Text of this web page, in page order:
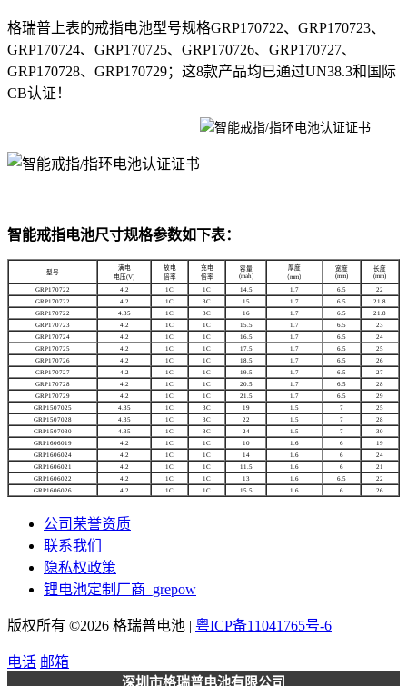
格瑞普上表的戒指电池型号规格GRP170722、GRP170723、
GRP170724、GRP170725、GRP170726、GRP170727、
GRP170728、GRP170729；这8款产品均已通过UN38.3和国际
CB认证！
智能戒指电池尺寸规格参数如下表：
型号
满电
电压(V)
放电
倍率
充电
倍率
容量
(mah)
厚度
（mm）
宽度
(mm)
长度
(mm)
GRP170722 4.2 1C 1C 14.5 1.7 6.5
22
GRP170722
4.2 1C 3C 15 1.7 6.5
21.8
GRP170722
4.35 1C 3C 16 1.7 6.5
21.8
GRP170723
4.2 1C 1C 15.5 1.7 6.5
23
GRP170724
4.2 1C 1C 16.5 1.7 6.5
24
GRP170725
4.2 1C 1C 17.5 1.7 6.5
25
GRP170726
4.2 1C 1C 18.5 1.7 6.5
26
GRP170727
4.2 1C 1C 19.5 1.7 6.5
27
GRP170728
4.2 1C 1C 20.5 1.7 6.5
28
GRP170729
4.2 1C 1C 21.5 1.7 6.5
29
GRP1507025
4.35 1C 3C 19 1.5 7
25
GRP1507028
4.35 1C 3C 22 1.5 7
28
GRP1507030
4.35 1C 3C 24 1.5 7
30
GRP1606019
4.2 1C 1C 10 1.6 6
19
GRP1606024
4.2 1C 1C 14 1.6 6
24
GRP1606021
4.2 1C 1C 11.5 1.6 6
21
GRP1606022
4.2 1C 1C 13 1.6 6.5
22
GRP1606026
4.2 1C 1C 15.5 1.6 6 26
公司荣誉资质
联系我们
隐私权政策
锂电池定制厂商_grepow
版权所有 ©2026 格瑞普电池 | 粤ICP备11041765号-6
电话 邮箱
深圳市格瑞普电池有限公司